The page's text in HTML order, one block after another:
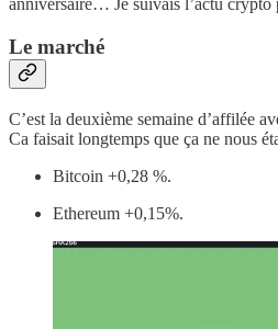
anniversaire… Je suivais l’actu crypto
Le marché
C’est la deuxième semaine d’affilée
Ca faisait longtemps que ça ne nous
Bitcoin +0,28 %.
Ethereum +0,15%.